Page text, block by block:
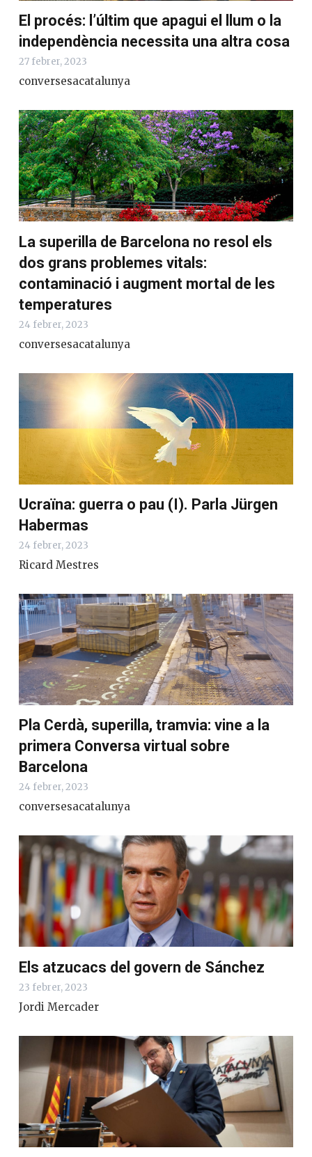
El procés: l’últim que apagui el llum o la
independència necessita una altra cosa
27 febrer, 2023
conversesacatalunya
La superilla de Barcelona no resol els
dos grans problemes vitals:
contaminació i augment mortal de les
temperatures
24 febrer, 2023
conversesacatalunya
Ucraïna: guerra o pau (I). Parla Jürgen
Habermas
24 febrer, 2023
Ricard Mestres
Pla Cerdà, superilla, tramvia: vine a la
primera Conversa virtual sobre
Barcelona
24 febrer, 2023
conversesacatalunya
Els atzucacs del govern de Sánchez
23 febrer, 2023
Jordi Mercader